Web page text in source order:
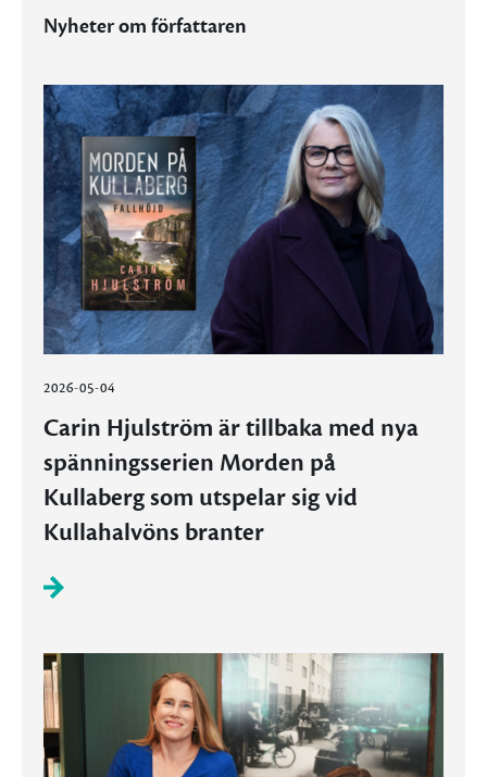
Nyheter om författaren
2026-05-04
Carin Hjulström är tillbaka med nya
spänningsserien Morden på
Kullaberg som utspelar sig vid
Kullahalvöns branter